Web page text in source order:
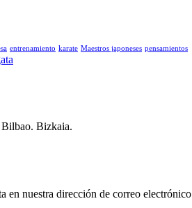
entrenamiento karate Maestros japoneses pensamientos
Bilbao. Bizkaia.
en nuestra dirección de correo electrónico